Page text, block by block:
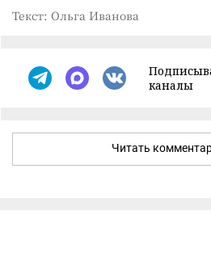
Текст: Ольга Иванова
каналы
Читать